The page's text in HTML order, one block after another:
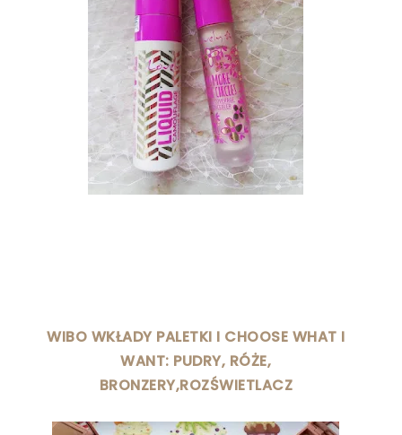
WIBO WKŁADY PALETKI I CHOOSE WHAT I
WANT: PUDRY, RÓŻE,
BRONZERY,ROZŚWIETLACZ